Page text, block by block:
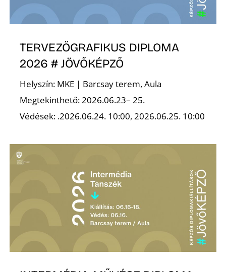
TERVEZŐGRAFIKUS DIPLOMA
2026 # JÖVŐKÉPZŐ
Helyszín: MKE | Barcsay terem, Aula
Megtekinthető: 2026.06.23– 25.
Védések: .2026.06.24. 10:00, 2026.06.25. 10:00